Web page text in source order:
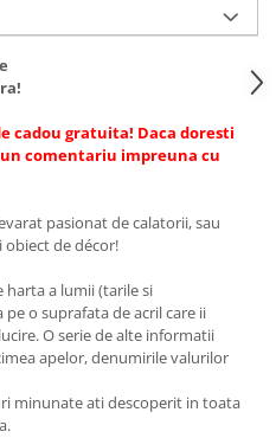
cadou gratuita! Daca doresti
comentariu impreuna cu
pasionat de calatorii, sau
obiect de décor!
harta a lumii (tarile si
o suprafata de acril care ii
O serie de alte informatii
apelor, denumirile valurilor
minunate ati descoperit in toata